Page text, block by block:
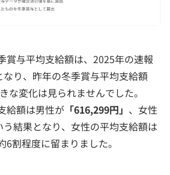
賞与平均支給額は、2025年の速報
なり、昨年の冬季賞与平均支給額
な変化は見られませんでした。
給額は男性が 「616,299円」 、女性
う結果となり、女性の平均支給額は
割程度に留まりました。